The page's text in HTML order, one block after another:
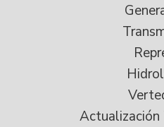
Actualización